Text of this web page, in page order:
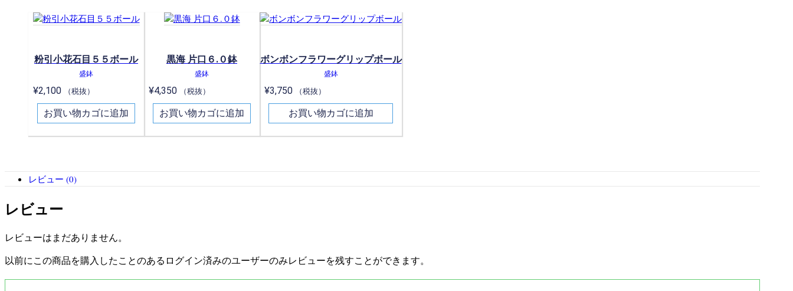
粉引小花石目５５ボール
盛鉢
¥2,100 （税抜）
お買い物カゴに追加
黒海 片口６.０鉢
盛鉢
¥4,350 （税抜）
お買い物カゴに追加
ボンボンフラワーグリップボール
盛鉢
¥3,750 （税抜）
お買い物カゴに追加
レビュー (0)
レビュー
レビューはまだありません。
以前にこの商品を購入したことのあるログイン済みのユーザーのみレビューを残すことができます。